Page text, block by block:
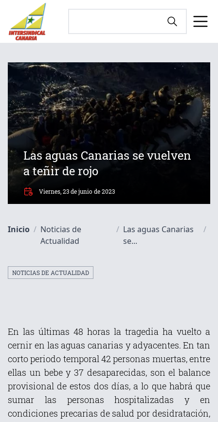
Las aguas Canarias se vuelven
a teñir de rojo
Viernes, 23 de junio de 2023
Inicio / Noticias de
Actualidad
/ Las aguas Canarias
se...
/
NOTICIAS DE ACTUALIDAD
En las últimas 48 horas la tragedia ha vuelto a
cernir en las aguas canarias y adyacentes. En tan
corto periodo temporal 42 personas muertas, entre
ellas un bebe y 37 desaparecidas, son el balance
provisional de estos dos días, a lo que habrá que
sumar las personas hospitalizadas y en
condiciones precarias de salud por desidratación,